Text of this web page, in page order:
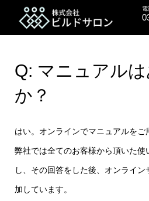
Q: マニュアル
か？
はい。オンラインでマニュアルをご
弊社では全てのお客様から頂いた
し、その回答をした後、オンライ
加しています。